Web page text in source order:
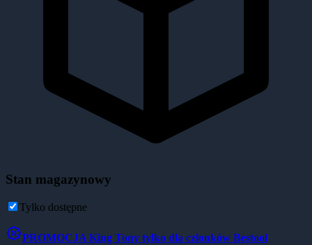
Stan magazynowy
Tylko dostępne
PROMOCJA King Tony tylko dla członków Bestool